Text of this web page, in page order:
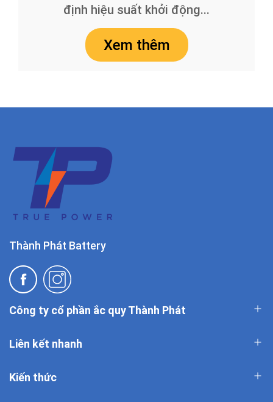
định hiệu suất khởi động...
Xem thêm
Thành Phát Battery
Công ty cổ phần ắc quy Thành Phát
Liên kết nhanh
Kiến thức